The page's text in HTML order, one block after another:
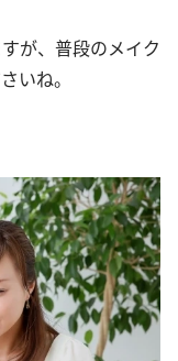
が、普段のメイク
いね。